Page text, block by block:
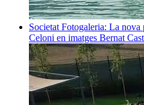
Societat Fotogaleria: La nova
Celoni en imatges Bernat